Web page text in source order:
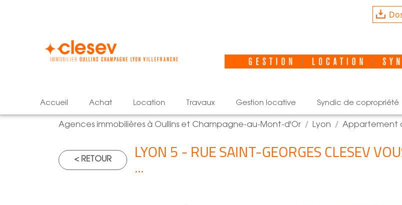
accueil achat location travaux gestion locative syndic de copropriété
Agences immobilières à Oullins et Champagne-au-Mont-d'Or Lyon Appartement
< RETOUR LYON 5 - RUE SAINT-GEORGES CLESEV
...